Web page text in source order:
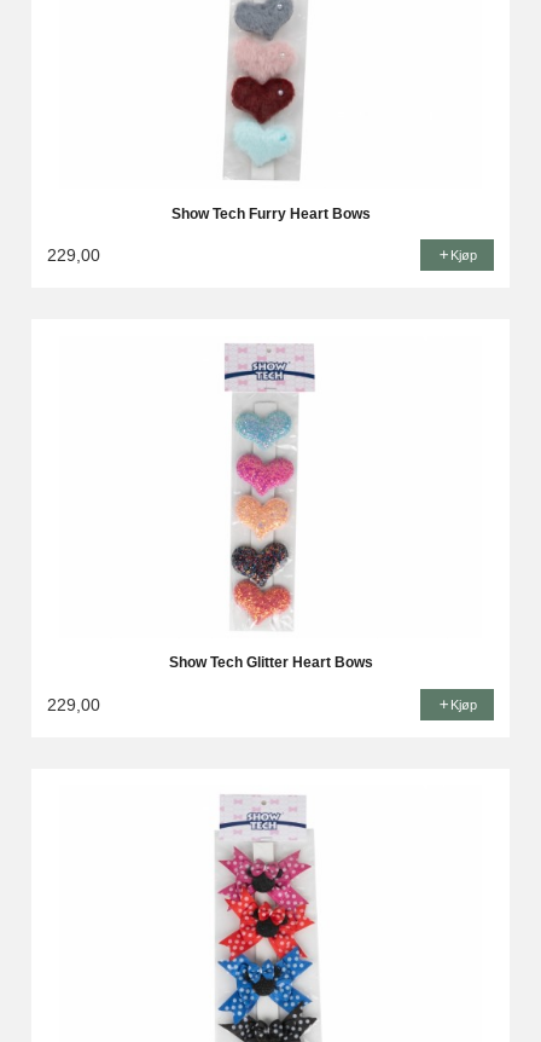
Show Tech Furry Heart Bows
229,00 Kjøp
Show Tech Glitter Heart Bows
229,00 Kjøp